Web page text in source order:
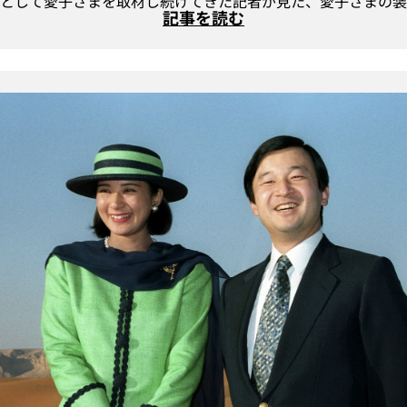
記事を読む